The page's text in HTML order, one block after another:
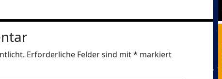
Erforderliche Felder sind mit* markiert